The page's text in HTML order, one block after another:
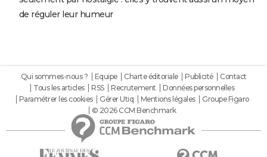
de réguler leur humeur
Qui sommes-nous ? Equipe Charte éditoriale Publicité
Contact
Tous les articles
RSS Recrutement
Données personnelles
Paramétrer les cookies
Gérer Utiq Mentions légales
Groupe Figaro
© 2026 CCM Benchmark